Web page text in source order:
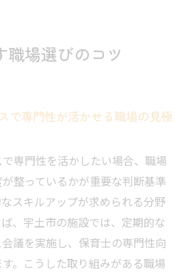
職場選びのコツ
で専門性が活かせる職場の見極
専門性を活かしたい場合、職場
整っているかが重要な判断基準
スキルアップが求められる分野
、宇土市の施設では、定期的な
議を実施し、保育士の専門性向
。こうした取り組みがある職場